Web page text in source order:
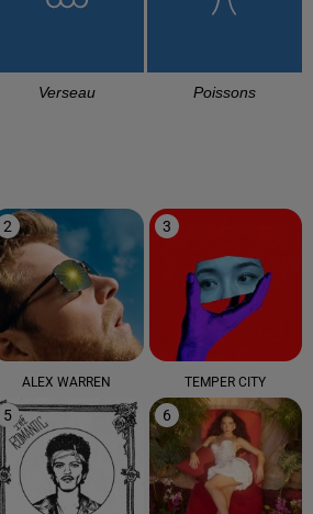
Verseau Poissons
2
ALEX WARREN
3
TEMPER CITY
5 6